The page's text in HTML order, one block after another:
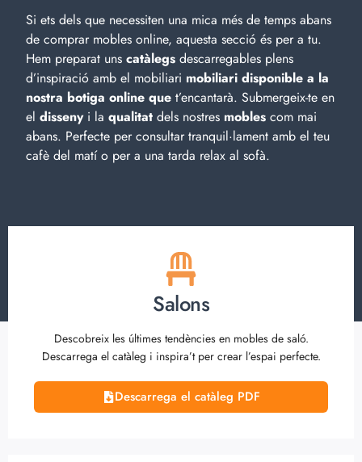
Si ets dels que necessiten una mica més de temps abans
de comprar mobles online, aquesta secció és per a tu.
Hem preparat uns catàlegs descarregables plens
d’inspiració amb el mobiliari mobiliari disponible a la
nostra botiga online que t’encantarà. Submergeix-te en
el dissenyi la qualitat dels nostres mobles com mai
abans. Perfecte per consultar tranquil·lament amb el teu
cafè del matí o per a una tarda relax al sofà.
Salons
Descobreix les últimes tendències en mobles de saló.
Descarrega el catàleg i inspira’t per crear l’espai perfecte.
Descarrega el catàleg PDF